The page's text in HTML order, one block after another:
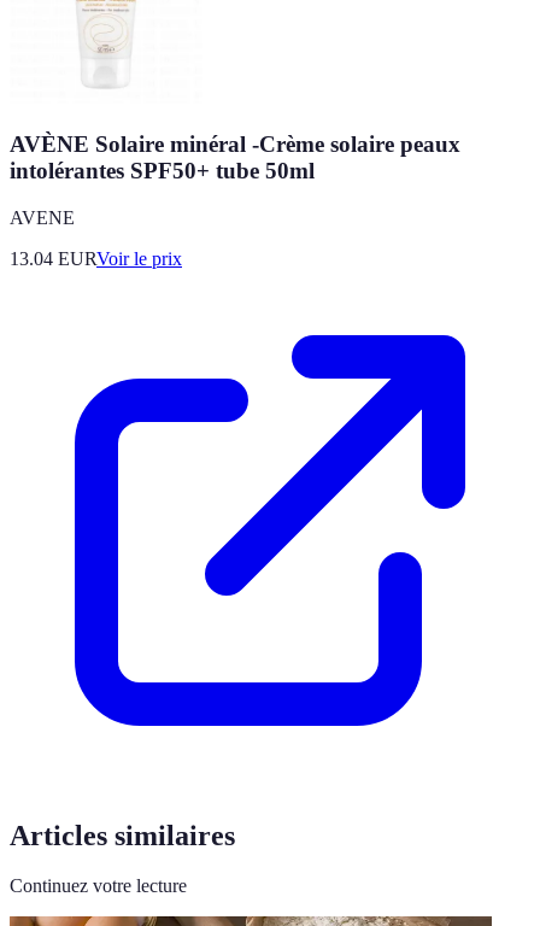
AVÈNE Solaire minéral -Crème solaire peaux
intolérantes SPF50+ tube 50ml
AVENE
13.04 EURVoir le prix
Articles similaires
Continuez votre lecture